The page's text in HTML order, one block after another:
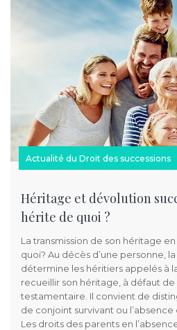
Actualité du Droit des successions
Héritage et dévolution
hérite de quoi ?
La transmission de son héritage
quoi? Au décès d’une personne,
détermine les héritiers appelés à
recueillir son héritage, à défaut de
testamentaire. Il convient de
de conjoint survivant ou
Les droits des parents en